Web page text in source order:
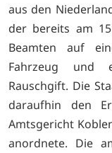
aus den
der bereits am
Beamten auf
Fahrzeug und
Rauschgift. Die
daraufhin den
Amtsgericht
anordnete. Die